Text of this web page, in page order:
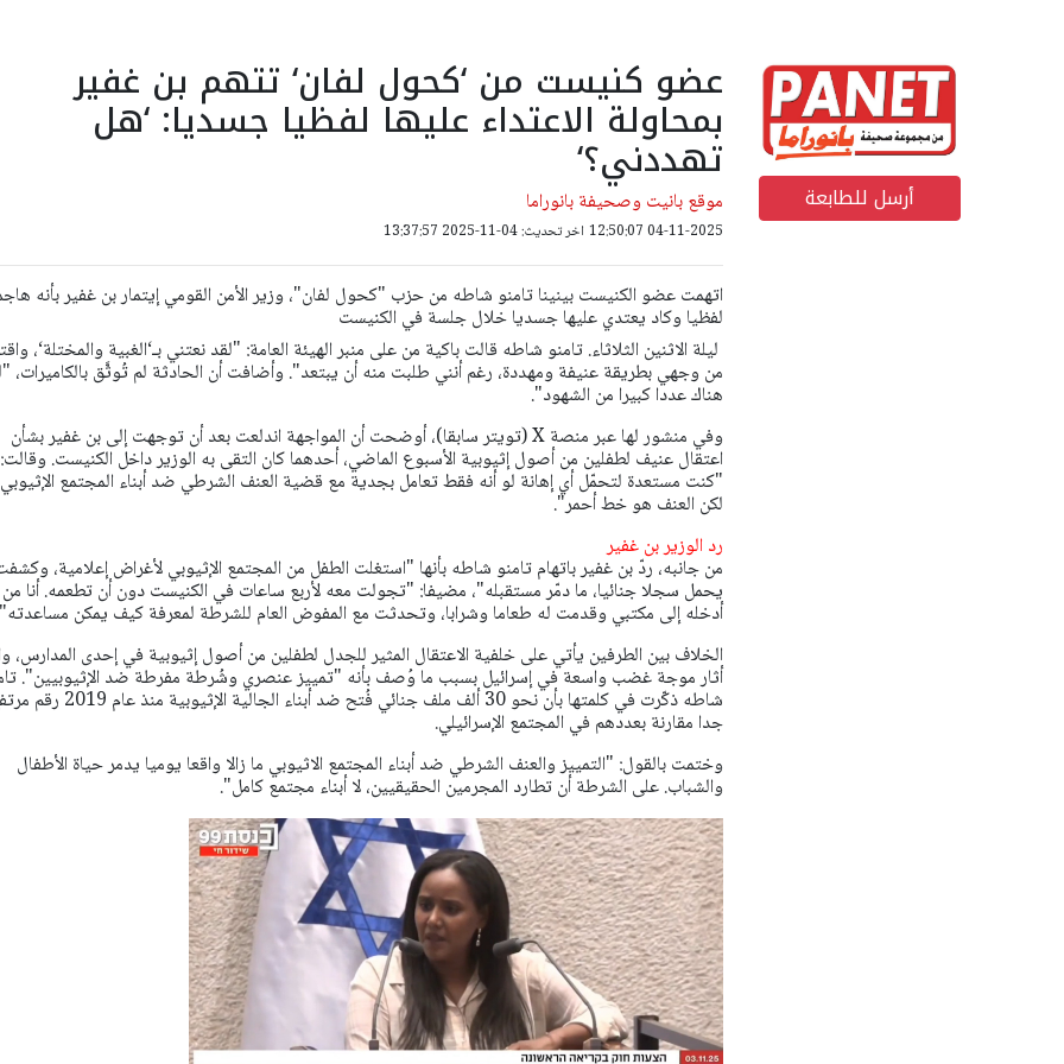
أرسل للطابعة
عضو كنيست من ‘كحول لفان‘ تتهم بن غفير
بمحاولة الاعتداء عليها لفظيا جسديا: ‘هل
تهددني؟‘
موقع بانيت وصحيفة بانوراما
04-11-2025 12:50:07 اخر تحديث: 04-11-2025 13:37:57
اتهمت عضو الكنيست بينينا تامنو شاطه من حزب "كحول لفان"، وزير الأمن القومي إيتمار بن غفير بأنه
لفظيا وكاد يعتدي عليها جسديا خلال جلسة في الكنيست
ليلة الاثنين الثلاثاء. تامنو شاطه قالت باكية من على منبر الهيئة العامة: "لقد نعتني بـ‘الغبية والمختلة‘،
من وجهي بطريقة عنيفة ومهددة، رغم أنني طلبت منه أن يبتعد". وأضافت أن الحادثة لم تُوثَّق بالكاميرات،
هناك عددا كبيرا من الشهود".
وفي منشور لها عبر منصة X (تويتر سابقا)، أوضحت أن المواجهة اندلعت بعد أن توجهت إلى بن غفير بشأن
اعتقال عنيف لطفلين من أصول إثيوبية الأسبوع الماضي، أحدهما كان التقى به الوزير داخل الكنيست. وقالت:
"كنت مستعدة لتحمّل أي إهانة لو أنه فقط تعامل بجدية مع قضية العنف الشرطي ضد أبناء المجتمع
لكن العنف هو خط أحمر".
رد الوزير بن غفير
من جانبه، ردّ بن غفير باتهام تامنو شاطه بأنها "استغلت الطفل من المجتمع الإثيوبي لأغراض إعلامية،
يحمل سجلا جنائيا، ما دمّر مستقبله"، مضيفا: "تجولت معه لأربع ساعات في الكنيست دون أن تطعمه. أنا من
أدخله إلى مكتبي وقدمت له طعاما وشرابا، وتحدثت مع المفوض العام للشرطة لمعرفة كيف يمكن
الخلاف بين الطرفين يأتي على خلفية الاعتقال المثير للجدل لطفلين من أصول إثيوبية في إحدى المدارس،
أثار موجة غضب واسعة في إسرائيل بسبب ما وُصف بأنه "تمييز عنصري وشُرطة مفرطة ضد الإثيوبيين".
شاطه ذكّرت في كلمتها بأن نحو 30 ألف ملف جنائي فُتح ضد أبناء الجالية الإثيوبية
جدا مقارنة بعددهم في المجتمع الإسرائيلي.
وختمت بالقول: "التمييز والعنف الشرطي ضد أبناء المجتمع الاثيوبي ما زالا واقعا يوميا يدمر حياة الأطفال
والشباب. على الشرطة أن تطارد المجرمين الحقيقيين، لا أبناء مجتمع كامل".